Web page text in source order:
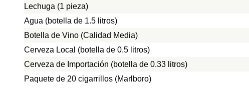
Lechuga (1 pieza)
Agua (botella de 1.5 litros)
Botella de Vino (Calidad Media)
Cerveza Local (botella de 0.5 litros)
Cerveza de Importación (botella de 0.33 litros)
Paquete de 20 cigarrillos (Marlboro)